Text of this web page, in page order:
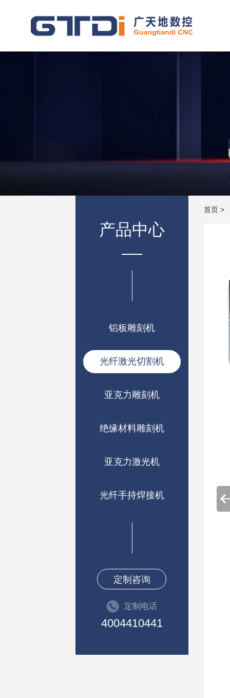
产品中心
铝板雕刻机
光纤激光切割机
亚克力雕刻机
绝缘材料雕刻机
亚克力激光机
光纤手持焊接机
定制咨询
定制电话
4004410441
首页>